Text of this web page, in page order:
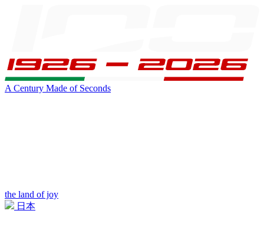
A Century Made of Seconds
the land of joy
日本